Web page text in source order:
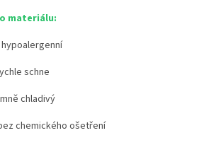
materiálu:
schne
chladivý
chemického ošetření